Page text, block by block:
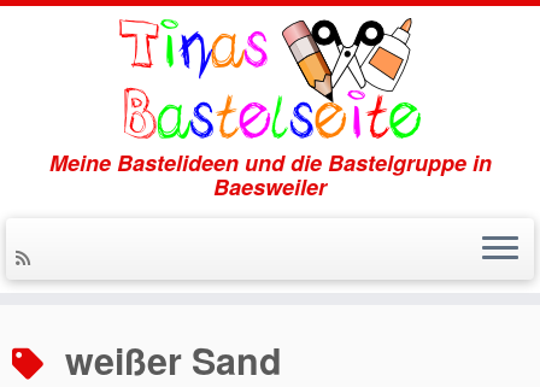
Inhalt
springen
Meine Bastelideen und die Bastelgruppe in
Baesweiler
weißer Sand